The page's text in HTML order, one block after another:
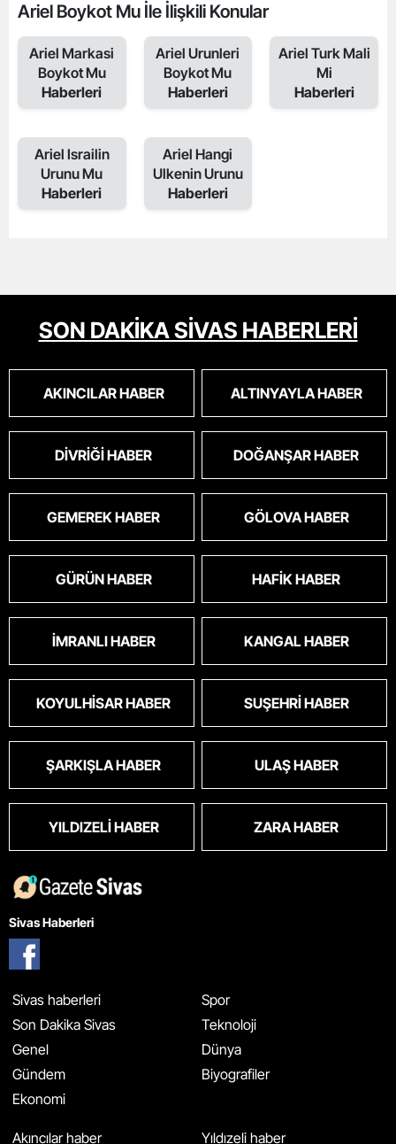
Ariel Boykot Mu İle İlişkili Konular
Ariel Markasi
Boykot Mu
Haberleri
Ariel Urunleri
Boykot Mu
Haberleri
Ariel Turk Mali
Mi
Haberleri
Ariel Israilin
Urunu Mu
Haberleri
Ariel Hangi
Ulkenin Urunu
Haberleri
SON DAKİKA SİVAS HABERLERİ
AKINCILAR HABER ALTINYAYLA HABER
DIVRIĞI HABER DOĞANŞAR HABER
GEMEREK HABER GÖLOVA HABER
GÜRÜN HABER HAFIK HABER
İMRANLI HABER KANGAL HABER
KOYULHISAR HABER SUŞEHRI HABER
ŞARKIŞLA HABER ULAŞ HABER
YILDIZELI HABER ZARA HABER
Sivas Haberleri
Sivas haberleri
Son Dakika Sivas
Genel
Gündem
Ekonomi
Spor
Teknoloji
Dünya
Biyografiler
Akıncılar haber Yıldızeli haber